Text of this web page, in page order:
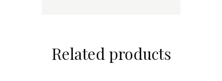
Related products